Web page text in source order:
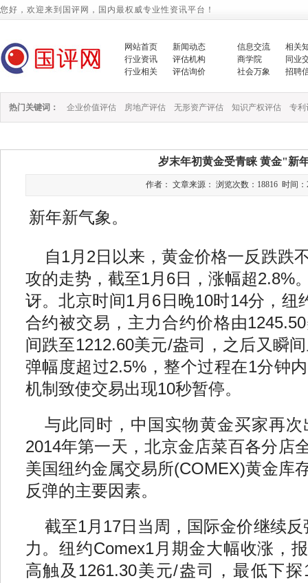
您好，欢迎来到国评网，国内最权威专业性资讯平台！
网站首页
新闻动态
行业资讯
评估机构
行业相关
评估询价
信息交流
相关
商学院
同业
社会万象
招聘
热门关键词： 企业价值评估 房地产评估 无形资产评估 知识产权评估 专利
岁末年初黄金受青睐 黄金"新
作者： 文章来源： 浏览次数：18816 时间：
新年新气象。
自1月2日以来，黄金价格一反跌跌
攻的走势，截至1月6日，涨幅超2.8%
讶。北京时间1月6日晚10时14分，纽
合约被交易，主力合约价格由
间跌至1212.60美元/盎司，之后又瞬
弹幅度超过2.5%，整个过程在1分钟
机制致使交易出现10秒暂停。
与此同时，中国实物黄金买家再
2014年第一天，北京金店菜百各分店
美国纽约金属交易所(COMEX)黄金库
反弹的主要因素。
截至1月17日当周，国际金价继续
力。纽约Comex1月期金大幅收涨，
高触及1261.30美元/盎司，最低下